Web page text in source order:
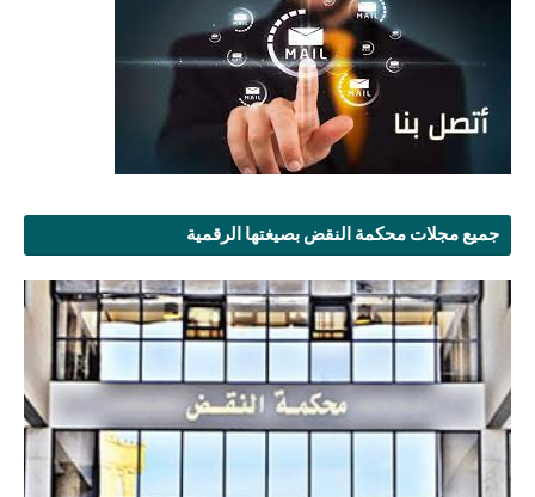
جميع مجلات محكمة النقض بصيغتها الرقمية